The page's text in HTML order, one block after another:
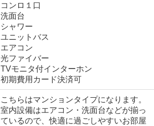
コンロ１口
洗面台
シャワー
ユニットバス
エアコン
光ファイバー
TVモニタ付インターホン
初期費用カード決済可
こちらはマンションタイプになります。
室内設備はエアコン・洗面台などが揃っ
ているので、快適に過ごしやすいお部屋